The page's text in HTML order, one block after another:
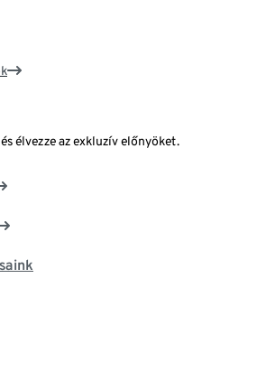
élvezze az exkluzív előnyöket.